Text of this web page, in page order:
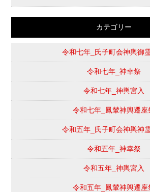
カテゴリー
令和七年_氏子町会神輿御
令和七年_神幸祭
令和七年_神輿宮入
令和七年_鳳輦神輿遷座
令和五年_氏子町会神輿神
令和五年_神幸祭
令和五年_神輿宮入
令和五年_鳳輦神輿遷座